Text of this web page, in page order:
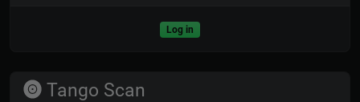
Log in
Tango Scan